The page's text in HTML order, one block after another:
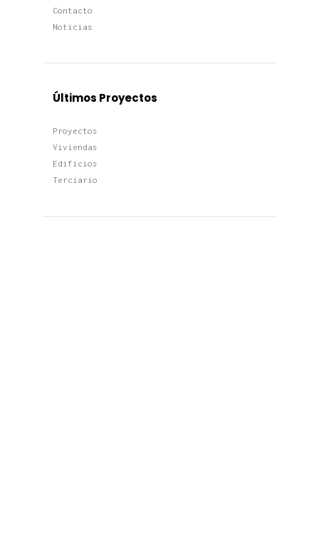
Contacto
Noticias
Últimos Proyectos
Proyectos
Viviendas
Edificios
Terciario